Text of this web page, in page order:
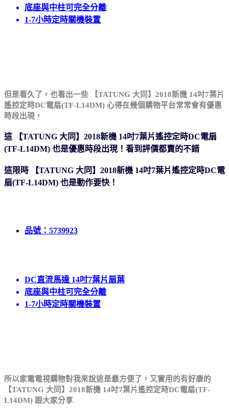
底座與中柱可完全分離
1-7小時定時關機裝置
但是看久了，也看出一些 【TATUNG 大同】2018新機 14吋7葉片
遙控定時DC電扇(TF-L14DM) 心得在幾個購物平台常常會有優惠
時段出現，
這 【TATUNG 大同】2018新機 14吋7葉片遙控定時DC電扇
(TF-L14DM) 也是優惠時段出現！看到評價都賣的不錯
這限時 【TATUNG 大同】2018新機 14吋7葉片遙控定時DC電
扇(TF-L14DM) 也是動作要快 ！
品號：5739923
DC直流馬達 14吋7葉片扇葉
底座與中柱可完全分離
1-7小時定時關機裝置
所以家電電視購物對我來說這是最方便了， 又實用的有好康的
【TATUNG 大同】2018新機 14吋7葉片遙控定時DC電扇(TF-
L14DM) 跟大家分享